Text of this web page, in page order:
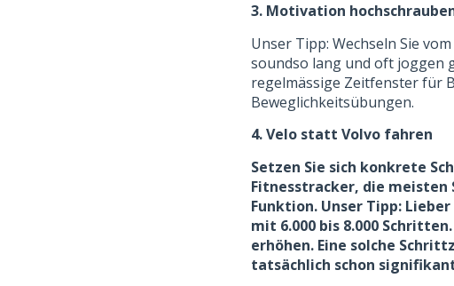
3. Motivation
Unser Tipp: Wechseln Sie
soundso lang und oft joggen
regelmässige Zeitfenster für
Beweglichkeitsübungen.
4. Velo statt Volvo fahren
Setzen Sie sich konkrete
Fitnesstracker, die
Funktion. Unser Tipp:
mit 6.000 bis 8.000
erhöhen. Eine solche
tatsächlich schon